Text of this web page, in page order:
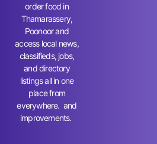
order food in
Thamarassery,
Poonoor and
access local news,
classifieds, jobs,
and directory
listings all in one
place from
everywhere. and
improvements.